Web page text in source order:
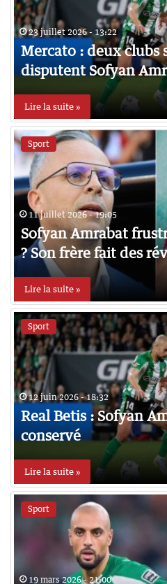
23 juillet 2026 - 13:22
Mercato : deux clubs
disputent Sofyan
Lire la suite »
Sport
11 juillet 2026 - 19:05
Sofyan Amrabat
? Son frère fait des
Lire la suite »
Sport
12 juin 2026 - 18:32
Real Betis : Sofyan
conservé
Lire la suite »
Sport
19 mars 2026 - 21:00